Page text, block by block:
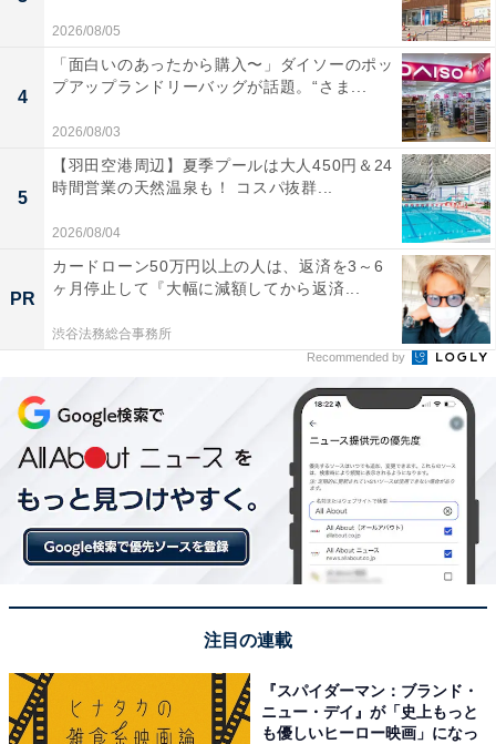
2026/08/05
4
「面白いのあったから購入〜」ダイソーのポッ
プアップランドリーバッグが話題。“さま...
2026/08/03
5
【羽田空港周辺】夏季プールは大人450円＆24
時間営業の天然温泉も！ コスパ抜群...
2026/08/04
PR
カードローン50万円以上の人は、返済を3～6
ヶ月停止して『大幅に減額してから返済...
渋谷法務総合事務所
Recommended by
注目の連載
『スパイダーマン：ブランド・
ニュー・デイ』が「史上もっと
も優しいヒーロー映画」になっ